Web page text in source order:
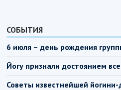
СОБЫТИЯ
6 июля – день рождения
Йогу признали достоянием
Советы известнейшей